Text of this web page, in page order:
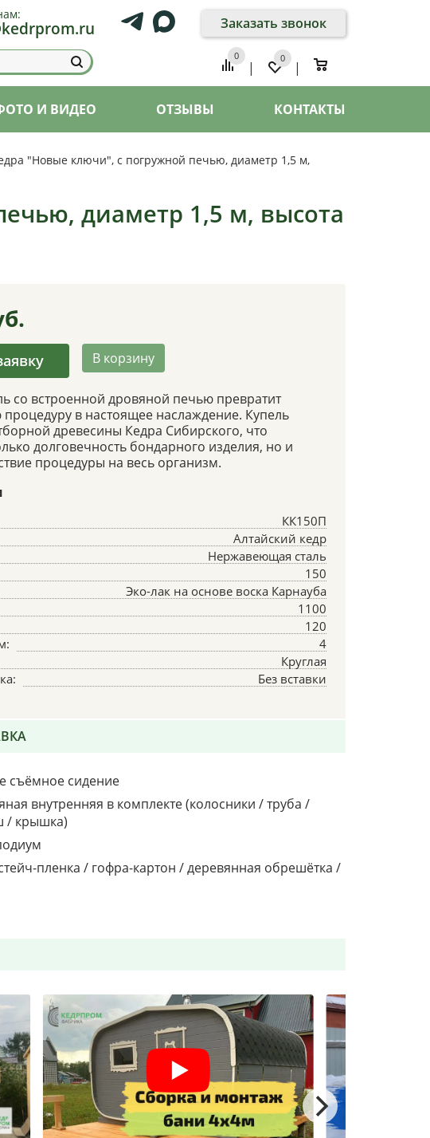
Заказать звонок
0
|
0
|
И ВИДЕО ОТЗЫВЫ КОНТАКТЫ
"Новые ключи", с погружной печью, диаметр 1,5 м,
диаметр 1,5 м, высота
В корзину
со встроенной дровяной печью превратит
в настоящее наслаждение. Купель
древесины Кедра Сибирского, что
долговечность бондарного изделия, но и
процедуры на весь организм.
КК150П
Алтайский кедр
Нержавеющая сталь
150
Эко-лак на основе воска Карнауба
1100
120
4
Круглая
Без вставки
съёмное сидение
внутренняя в комплекте (колосники / труба /
/ крышка)
пленка / гофра-картон / деревянная обрешётка /